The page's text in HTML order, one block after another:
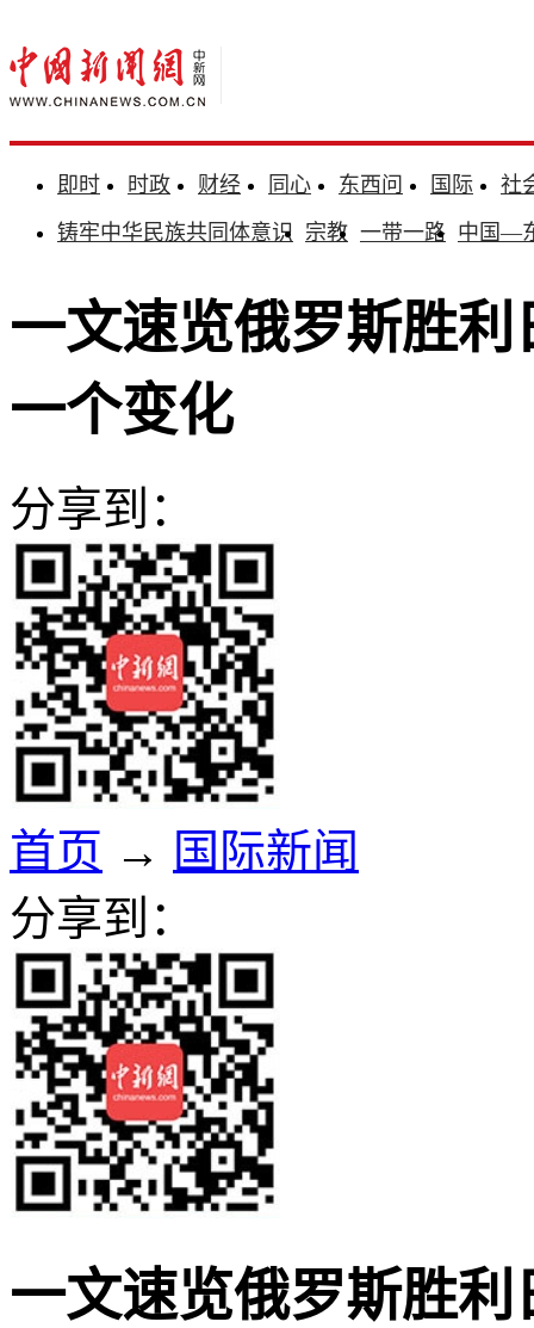
即时 时政 财经 同心 东西问 国际
社
铸牢中华民族共同体意识 宗教 一带一路 中国—
一文速览俄罗斯胜
一个变化
分享到：
首页 → 国际新闻
分享到：
一文速览俄罗斯胜